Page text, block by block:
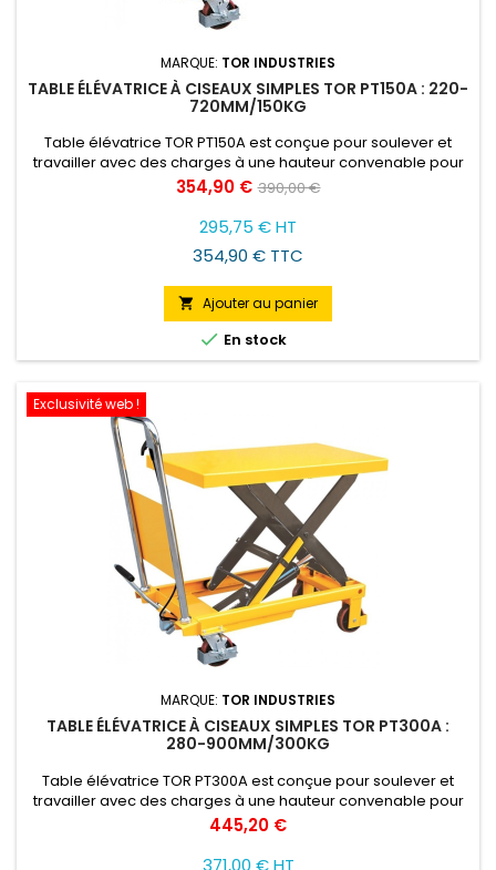
MARQUE: TOR INDUSTRIES
TABLE ÉLÉVATRICE À CISEAUX SIMPLES TOR PT150A : 220-
720MM/150KG
Table élévatrice TOR PT150A est conçue pour soulever et
travailler avec des charges à une hauteur convenable pour
l'opérateur. Ce modèle soulève les charges de 0,15 à 1 tonne.
Prix
354,90 € Prix
390,00 €
295,75 € HT
354,90 € TTC
 Ajouter au panier
 En stock
Exclusivité web !
MARQUE: TOR INDUSTRIES
TABLE ÉLÉVATRICE À CISEAUX SIMPLES TOR PT300A :
280-900MM/300KG
Table élévatrice TOR PT300A est conçue pour soulever et
travailler avec des charges à une hauteur convenable pour
l'opérateur. Ce modèle soulève les charges de 0,15 à 1 tonne.
Prix
445,20 €
371,00 € HT